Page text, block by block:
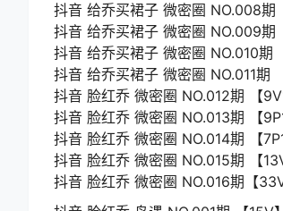
抖音 给乔买裙子 微密圈 NO.008期
抖音 给乔买裙子 微密圈 NO.009期
抖音 给乔买裙子 微密圈 NO.010期
抖音 给乔买裙子 微密圈 NO.011期
抖音 脸红乔 微密圈 NO.012期 【
抖音 脸红乔 微密圈 NO.013期 【
抖音 脸红乔 微密圈 NO.014期 【
抖音 脸红乔 微密圈 NO.015期 【13V
抖音 脸红乔 微密圈 NO.016期【33V